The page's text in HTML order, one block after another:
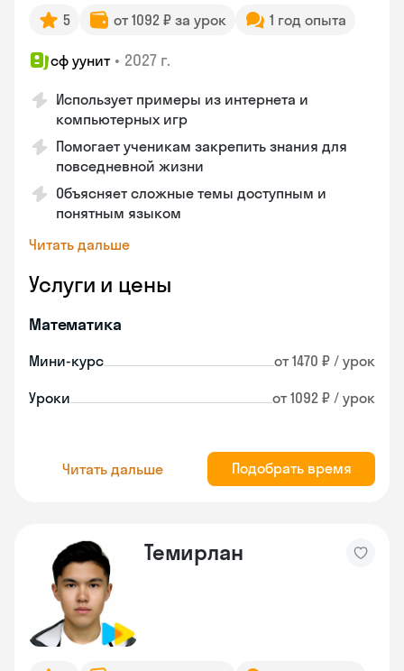
5 от 1092 ₽ за урок 1 год опыта
сф уунит • 2027 г.
Использует примеры из интернета и
компьютерных игр
Помогает ученикам закрепить знания для
повседневной жизни
Объясняет сложные темы доступным и
понятным языком
Читать дальше
Услуги и цены
Математика
Мини-курс от 1470 ₽ / урок
Уроки от 1092 ₽ / урок
Читать дальше Подобрать время
Темирлан